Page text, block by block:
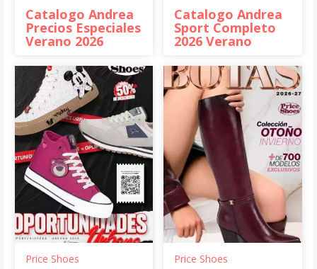
Catalogo Andrea
Precios Especiales
Verano 2026
Catalogo Andrea
Sport Completo
2026 Verano
Price Shoes Price Shoes